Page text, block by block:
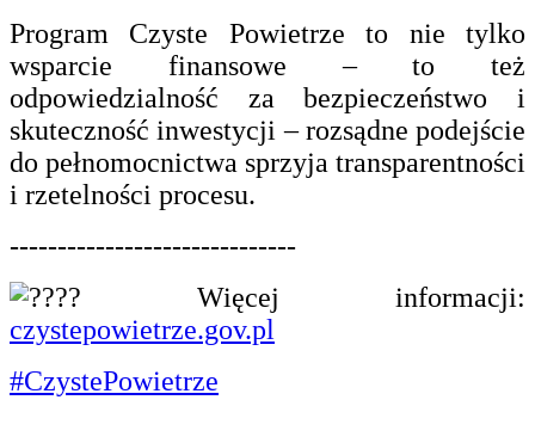
Program Czyste Powietrze to nie tylko
wsparcie finansowe – to też
odpowiedzialność za bezpieczeństwo i
skuteczność inwestycji – rozsądne podejście
do pełnomocnictwa sprzyja transparentności
i rzetelności procesu.
------------------------------
Więcej informacji:
czystepowietrze.gov.pl
#CzystePowietrze